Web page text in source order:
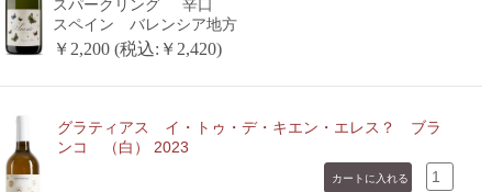
スパークリング
辛口
スペイン バレンシア地方
￥2,200 (税込:￥2,420)
グラティアス イ・トゥ・デ・キエン・エレス？ ブラ
ンコ （白） 2023